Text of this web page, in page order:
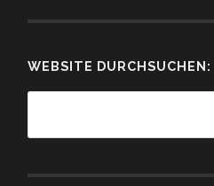
WEBSITE DURCHSUCHEN: